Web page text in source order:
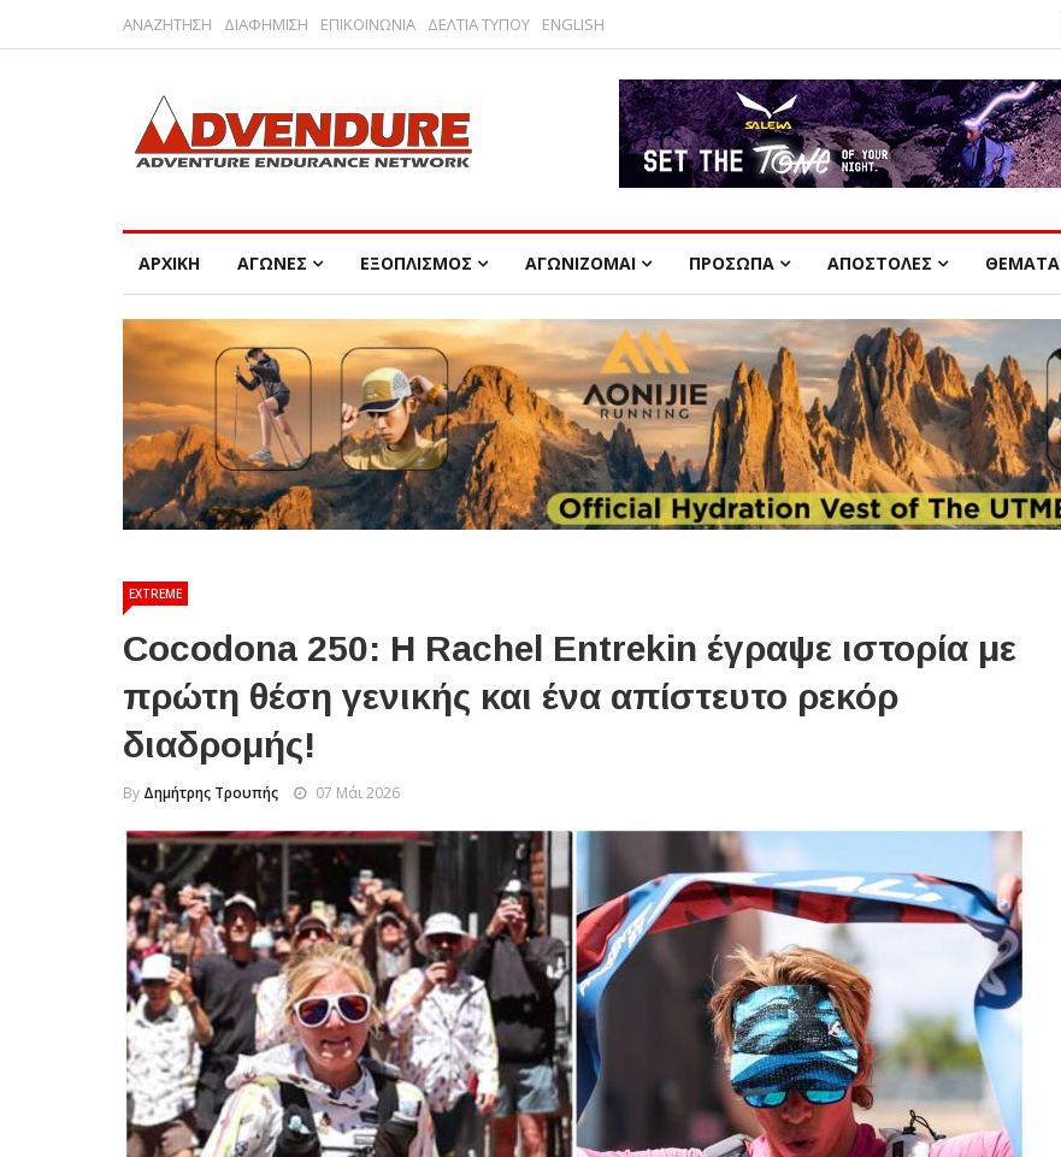
ΑΝΑΖΗΤΗΣΗ ΔΙΑΦΗΜΙΣΗ ΕΠΙΚΟΙΝΩΝΙΑ ΔΕΛΤΙΑ ΤΥΠΟΥ ENGLISH
ΑΡΧΙΚΗ ΑΓΩΝΕΣ ΕΞΟΠΛΙΣΜΟΣ ΑΓΩΝΙΖΟΜΑΙ ΠΡΟΣΩΠΑ ΑΠΟΣΤΟΛΕΣ ΘΕΜΑΤΑ
EXTREME
Cocodona 250: Η Rachel Entrekin έγραψε ιστορία με
πρώτη θέση γενικής και ένα απίστευτο ρεκόρ
διαδρομής!
By Δημήτρης Τρουπής 07 Μάι 2026